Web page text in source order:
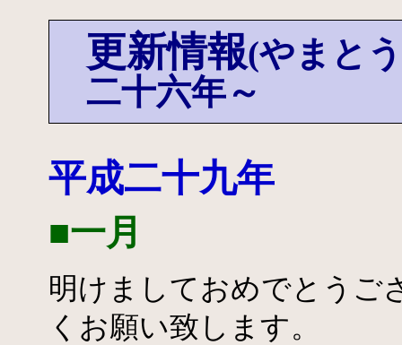
更新情報(やまと
二十六年～
平成二十九年
■一月
明けましておめでとうご
くお願い致します。